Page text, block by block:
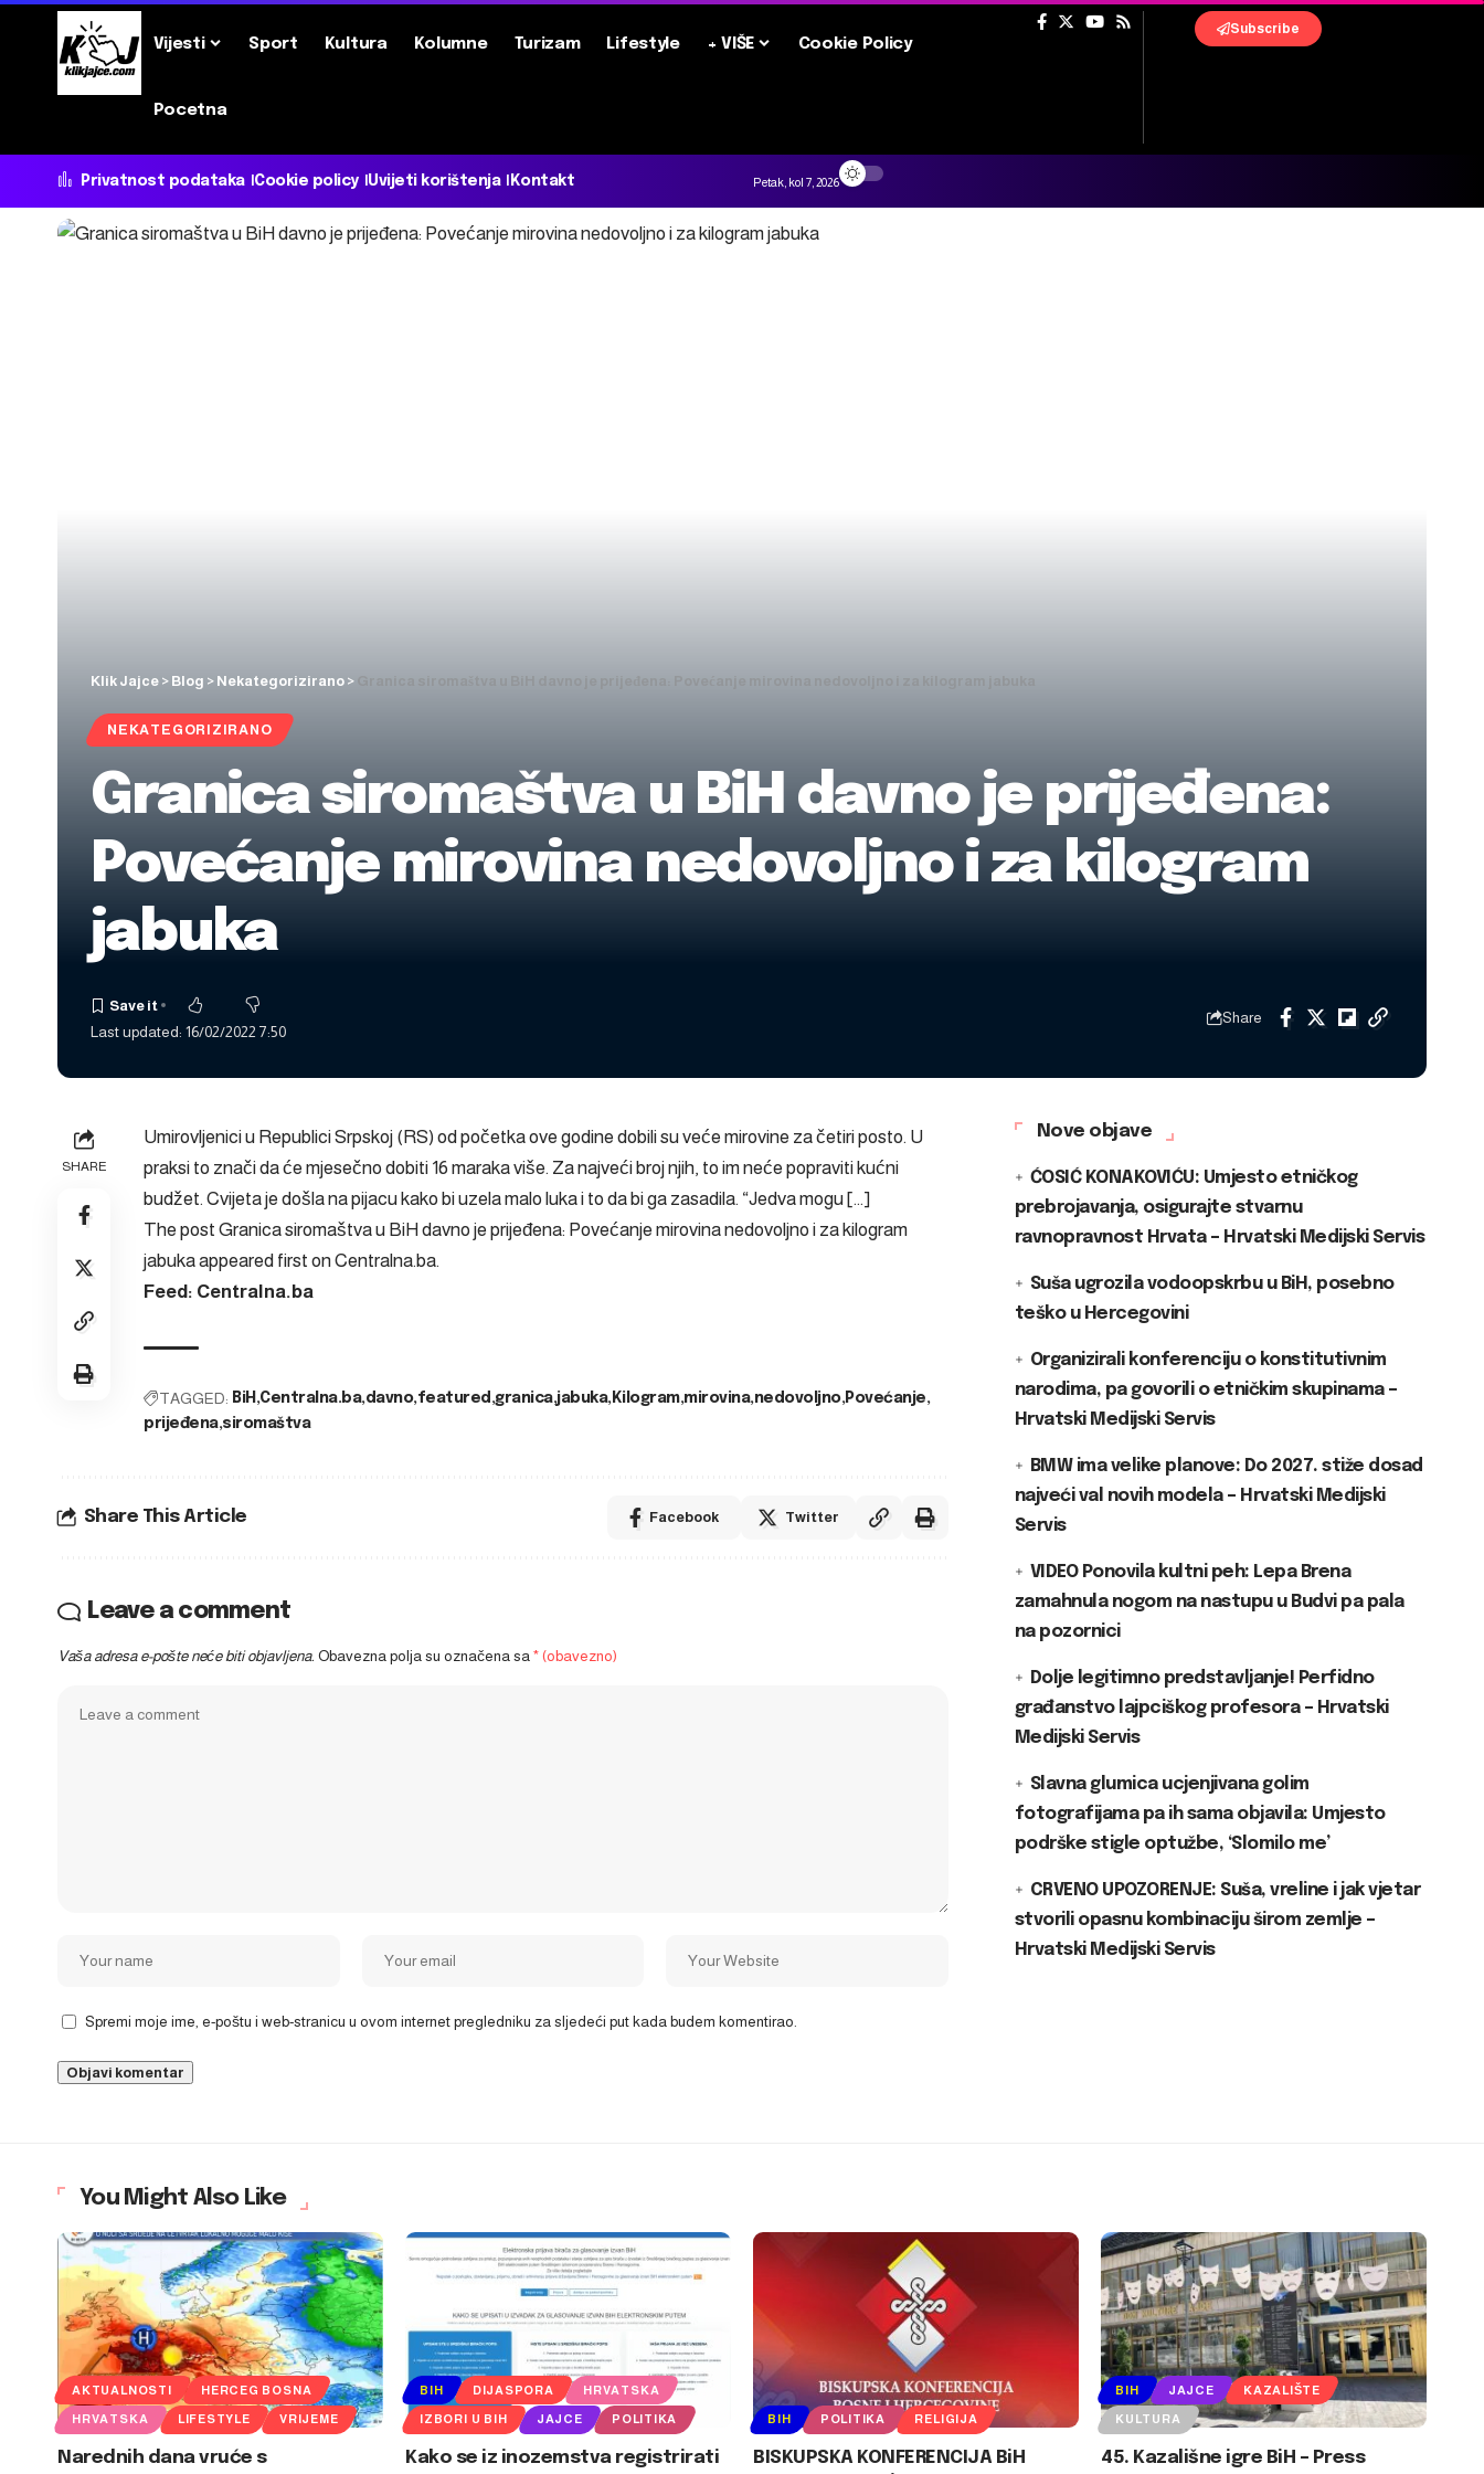
Vijesti Sport Kultura Kolumne Turizam Lifestyle + VIŠE Cookie Policy
Pocetna
Subscribe
Privatnost podataka Cookie policy Uvijeti korištenja Kontakt Petak, kol 7, 2026
Klik Jajce > Blog > Nekategorizirano >
NEKATEGORIZIRANO
Granica siromaštva u BiH davno je prijeđena:
Povećanje mirovina nedovoljno i za kilogram
jabuka
Last updated: 16/02/2022 7:50
Share
SHARE
Umirovljenici u Republici Srpskoj (RS) od početka ove godine dobili su veće mirovine za četiri posto. U
praksi to znači da će mjesečno dobiti 16 maraka više. Za najveći broj njih, to im neće popraviti kućni
budžet. Cvijeta je došla na pijacu kako bi uzela malo luka i to da bi ga zasadila. “Jedva mogu […]
The post Granica siromaštva u BiH davno je prijeđena: Povećanje mirovina nedovoljno i za kilogram
jabukaappeared first onCentralna.ba.
Feed: Centralna.ba
TAGGED: BiH Centralna.ba davno featured granica jabuka Kilogram mirovina nedovoljno Povećanje
prijeđena siromaštva
Share This Article Facebook Twitter
Leave a comment
Vaša adresa e-pošte neće biti objavljena. Obavezna polja su označena sa * (obavezno)
Spremi moje ime, e-poštu i web-stranicu u ovom internet pregledniku za sljedeći put kada budem komentirao.
Nove objave
ĆOSIĆ KONAKOVIĆU: Umjesto etničkog
prebrojavanja, osigurajte stvarnu
ravnopravnost Hrvata – Hrvatski Medijski Servis
Suša ugrozila vodoopskrbu u BiH, posebno
teško u Hercegovini
Organizirali konferenciju o konstitutivnim
narodima, pa govorili o etničkim skupinama –
Hrvatski Medijski Servis
BMW ima velike planove: Do 2027. stiže dosad
najveći val novih modela – Hrvatski Medijski
Servis
VIDEO Ponovila kultni peh: Lepa Brena
zamahnula nogom na nastupu u Budvi pa pala
na pozornici
Dolje legitimno predstavljanje! Perfidno
građanstvo lajpciškog profesora – Hrvatski
Medijski Servis
Slavna glumica ucjenjivana golim
fotografijama pa ih sama objavila: Umjesto
podrške stigle optužbe, ‘Slomilo me’
CRVENO UPOZORENJE: Suša, vreline i jak vjetar
stvorili opasnu kombinaciju širom zemlje –
Hrvatski Medijski Servis
You Might Also Like
AKTUALNOSTI HERCEG BOSNA
HRVATSKA LIFESTYLE VRIJEME
Narednih dana vruće s
BIH DIJASPORA HRVATSKA
IZBORI U BIH JAJCE POLITIKA
Kako se iz inozemstva registrirati
BIH POLITIKA RELIGIJA
BISKUPSKA KONFERENCIJA BiH
BIH JAJCE KAZALIŠTE
KULTURA
45. Kazališne igre BiH – Press